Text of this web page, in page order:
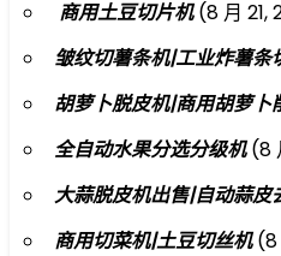
商用土豆切片机 (8 月 21,
皱纹切薯条机|工业炸薯条
胡萝卜脱皮机|商用胡萝卜
全自动水果分选分级机 (8
大蒜脱皮机出售|自动蒜皮
商用切菜机|土豆切丝机 (8